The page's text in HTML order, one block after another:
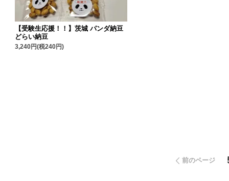
【受験生応援！！】茨城 パンダ納豆
どらい納豆
3,240円(税240円)
前のページ